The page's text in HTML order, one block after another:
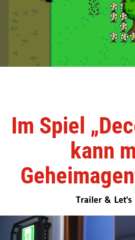
Im Spiel
kann
Trailer & Let's